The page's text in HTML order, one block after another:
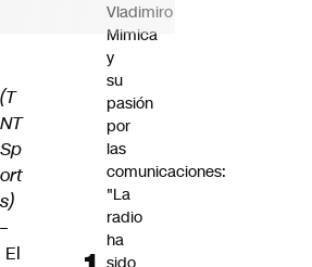
(T
NT
Sp
ort
s)
–
El
Vladimiro
Mimica
y
su
pasión
por
las
comunicaciones:
"La
radio
ha
sido